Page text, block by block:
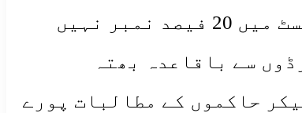
کرکے ٹاپ ٹوینٹی کے انعامات اور وظائف دیئے جاتے ہیں ان کی اکثریت انٹری ٹیسٹ میں 20 فیصد نمبر نہیں
سے باقاعدہ بھتہ
حاکموں کے مطالبات پورے